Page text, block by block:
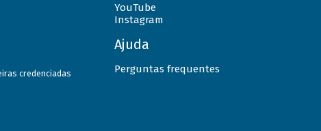
credenciadas
YouTube
Instagram
Ajuda
Perguntas frequentes